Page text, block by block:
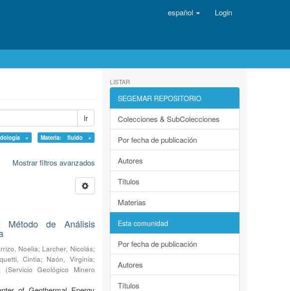
español Login
Ir
×
Materia: fluido ×
Mostrar filtros avanzados
Método de Análisis
Noelia; Larcher, Nicolás;
Cintia; Naón, Virginia;
(Servicio Geológico Minero
LISTAR
SEGEMAR REPOSITORIO
Colecciones & SubColecciones
Por fecha de publicación
Autores
Títulos
Materias
Esta comunidad
Por fecha de publicación
Autores
Títulos